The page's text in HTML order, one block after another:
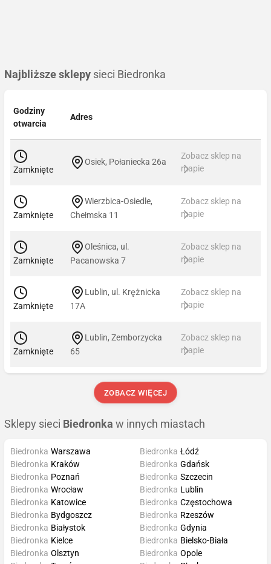
Najbliższe sklepy sieci Biedronka
Godziny
otwarcia
Adres
Zamknięte
Osiek, Połaniecka 26a
Zobacz sklep na
mapie
Zamknięte
Wierzbica-Osiedle,
Chełmska 11
Zobacz sklep na
mapie
Zamknięte
Oleśnica, ul.
Pacanowska 7
Zobacz sklep na
mapie
Zamknięte
Lublin, ul. Krężnicka
17A
Zobacz sklep na
mapie
Zamknięte
Lublin, Zemborzycka
65
Zobacz sklep na
mapie
ZOBACZ WIĘCEJ
Sklepy sieci Biedronka w innych miastach
Biedronka Warszawa
Biedronka Kraków
Biedronka Poznań
Biedronka Wrocław
Biedronka Łódź
Biedronka Gdańsk
Biedronka Szczecin
Biedronka Lublin
Biedronka Katowice
Biedronka Bydgoszcz
Biedronka Białystok
Biedronka Kielce
Biedronka Częstochowa
Biedronka Rzeszów
Biedronka Gdynia
Biedronka Bielsko-Biała
Biedronka Olsztyn
Biedronka Opole